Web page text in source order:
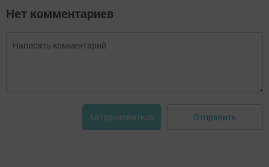
Нет комментариев
Авторизоваться Отправить